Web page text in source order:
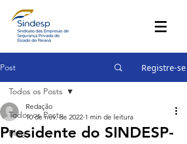
Post Registre-se
Todos os Posts
Blog
Todos os Posts
Presidente do SINDESP-
Redação
10 de nov. de 2022 1 min de leitura